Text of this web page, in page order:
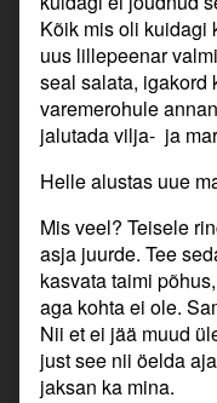
Kõik mis oli kuidagi
uus lillepeenar
seal salata, igakord
varemerohule
jalutada vilja- ja
Helle alustas uue
Mis veel? Teisele
asja juurde. Tee
kasvata taimi
aga kohta ei ole.
Nii et ei jää muud
just see nii öelda
jaksan ka mina.